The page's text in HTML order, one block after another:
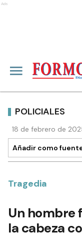
Ads
POLICIALES
18 de febrero de
Añadir como
Tragedia
Un hombre
la cabeza